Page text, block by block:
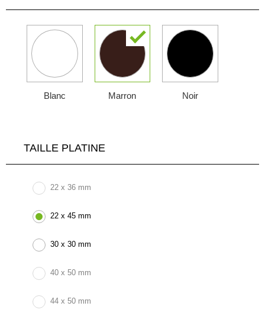
Blanc Marron Noir
TAILLE PLATINE
22 x 36 mm
22 x 45 mm
30 x 30 mm
40 x 50 mm
44 x 50 mm